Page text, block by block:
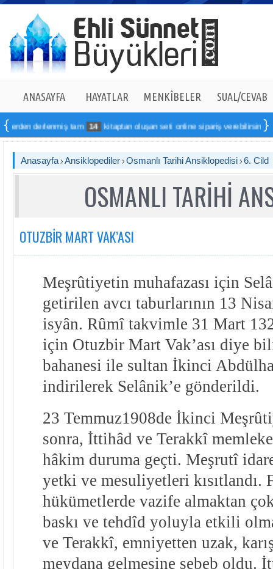
ANASAYFA HAYATLAR MENKÎBELER SUAL/CEVAB
tam 14 kitaptan oluşan seti online sipariş verebilirsiniz
Anasayfa Ansiklopediler Osmanlı Tarihi Ansiklopedisi 6. Cild
OSMANLI TARİHİ
OTUZBİR MART VAK’ASl
Meşrûtiyetin muhafazası için
getirilen avcı taburlarının 13
isyân. Rûmî takvimle 31 Mart
için Otuzbir Mart Vak’ası diye
bahanesi ile sultan İkinci
indirilerek Selânik’e gönderildi.
23 Temmuz1908de İkinci
sonra, İttihâd ve Terakkî
hâkim duruma geçti. Meşrutî
yetki ve mesuliyetleri kısıtlandı.
hükümetlerde vazife almaktan
baskı ve tehdîd yoluyla etkili
ve Terakkî, emniyetten uzak,
meydana gelmesine sebeb oldu.